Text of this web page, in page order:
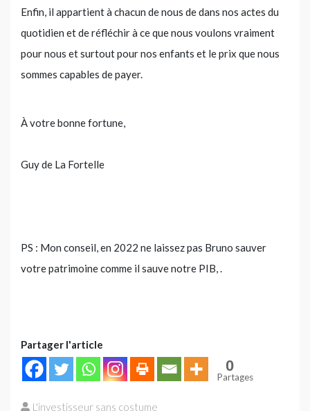
Enfin, il appartient à chacun de nous de dans nos actes du
quotidien et de réfléchir à ce que nous voulons vraiment
pour nous et surtout pour nos enfants et le prix que nous
sommes capables de payer.
À votre bonne fortune,
Guy de La Fortelle
PS : Mon conseil, en 2022 ne laissez pas Bruno sauver
votre patrimoine comme il sauve notre PIB, .
Partager l'article
0
Partages
L'investisseur sans costume